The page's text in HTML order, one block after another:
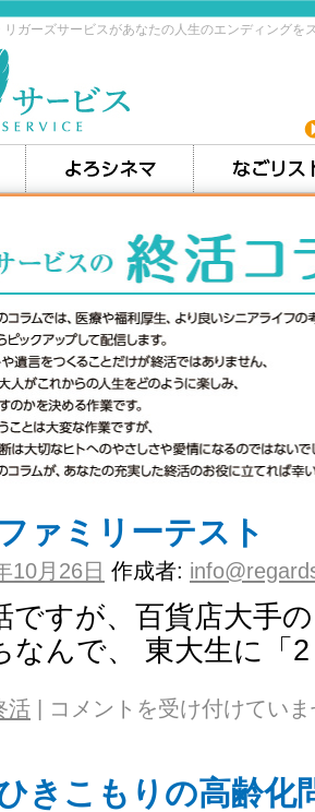
ガーズサービスがあなたの人生のエンディングを
ァミリーテスト
10月26日 作成者:
ですが、百貨店大手
なんで、 東大生に
活 コメントを受け付けてい
ひきこもりの高齢化